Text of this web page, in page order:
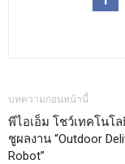
บทความก่อนหน้านี้
พีไอเอ็ม โชว์เทคโนโ
ชูผลงาน “Outdoor
Robot”